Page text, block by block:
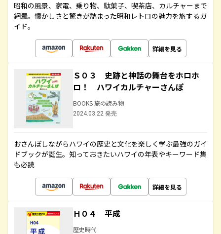
昭和の風景、家電、乗り物、駄菓子、喫茶店、カルチャーまで
網羅。懐かしさと驚きが詰まった昭和レトロの魅力を旅するガ
イド。
詳細を見る
Ｓ０３ 史跡と神話の舞台をホロホ
ロ！ ハワイカルチャーさんぽ
BOOKS 旅の読み物
2024.03.22 発売
おさんぽしながらハワイの歴史と文化を楽しく学ぶ最強のガイ
ドブックが誕生。知っておきたいハワイの年表やキーワード集
も必読
詳細を見る
Ｈ０４ 平成
歴史時代